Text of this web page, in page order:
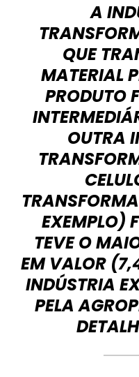
A
QUE
MATERIAL
PRODUTO
OUTRA
EXEMPLO)
TEVE O
EM VALOR
INDÚSTRIA
PELA